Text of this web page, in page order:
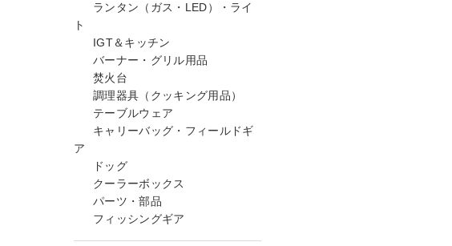
ランタン（ガス・LED）・ライ
ト
IGT＆キッチン
バーナー・グリル用品
焚火台
調理器具（クッキング用品）
テーブルウェア
キャリーバッグ・フィールドギ
ア
ドッグ
クーラーボックス
パーツ・部品
フィッシングギア